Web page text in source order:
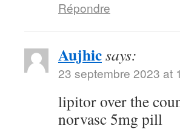
Répondre
Aujhicsays:
23 septembre 2023 at
lipitor over the
norvasc 5mg pill